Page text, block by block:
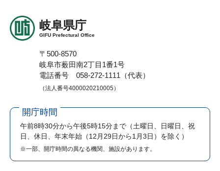
岐阜県庁
GIFU Prefectural Office
〒500-8570
岐阜市薮田南2丁目1番1号
電話番号 058-272-1111（代表）
（法人番号4000020210005）
開庁時間
午前8時30分から午後5時15分まで （土曜日、日曜日、祝
日、休日、年末年始（12月29日から1月3日）を除く）
※一部、開庁時間の異なる機関、施設があります。